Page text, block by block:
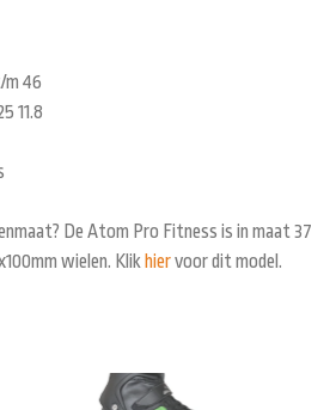
m 46
11.8
De Atom Pro Fitness is in maat 37
wielen. Klik hiervoor dit model.